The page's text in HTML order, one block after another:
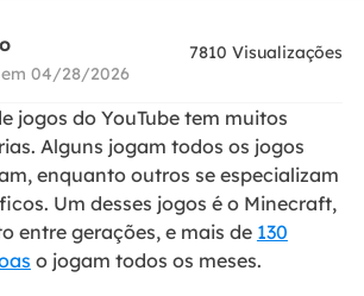
04/28/2026
7810 Visualizações
jogos do YouTube tem muitos
Alguns jogam todos os jogos
enquanto outros se especializam
Um desses jogos é o Minecraft,
entre gerações, e mais de 130
o jogam todos os meses.